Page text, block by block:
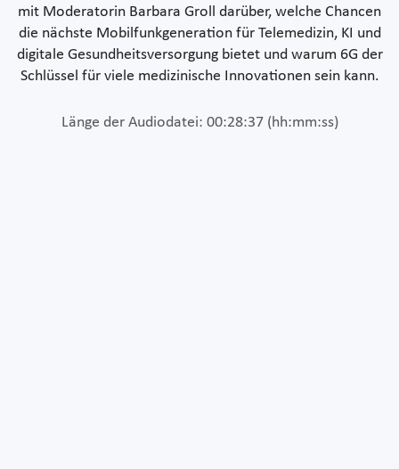
mit Moderatorin Barbara Groll darüber, welche Chancen
die nächste Mobilfunkgeneration für Telemedizin, KI und
digitale Gesundheitsversorgung bietet und warum 6G der
Schlüssel für viele medizinische Innovationen sein kann.
Länge der Audiodatei: 00:28:37 (hh:mm:ss)